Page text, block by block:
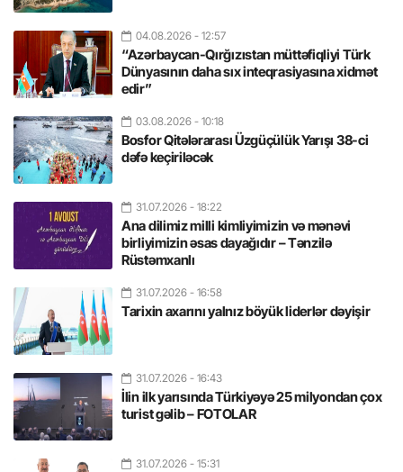
04.08.2026 - 12:57
“Azərbaycan-Qırğızıstan müttəfiqliyi Türk
Dünyasının daha sıx inteqrasiyasına xidmət
edir”
03.08.2026 - 10:18
Bosfor Qitələrarası Üzgüçülük Yarışı 38-ci
dəfə keçiriləcək
31.07.2026 - 18:22
Ana dilimiz milli kimliyimizin və mənəvi
birliyimizin əsas dayağıdır – Tənzilə
Rüstəmxanlı
31.07.2026 - 16:58
Tarixin axarını yalnız böyük liderlər dəyişir
31.07.2026 - 16:43
İlin ilk yarısında Türkiyəyə 25 milyondan çox
turist gəlib – FOTOLAR
31.07.2026 - 15:31